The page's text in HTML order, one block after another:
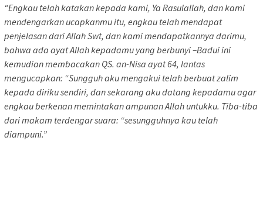
“Engkau telah katakan kepada kami, Ya Rasulallah, dan kami
mendengarkan ucapkanmu itu, engkau telah mendapat
penjelasan dari Allah Swt, dan kami mendapatkannya darimu,
bahwa ada ayat Allah kepadamu yang berbunyi –Badui ini
kemudian membacakan QS. an-Nisa ayat 64, lantas
mengucapkan: “Sungguh aku mengakui telah berbuat zalim
kepada diriku sendiri, dan sekarang aku datang kepadamu agar
engkau berkenan memintakan ampunan Allah untukku. Tiba-tiba
dari makam terdengar suara: “sesungguhnya kau telah
diampuni.”